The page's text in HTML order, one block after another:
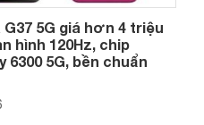
5G giá hơn 4 triệu
hình 120Hz, chip
6300 5G, bền chuẩn